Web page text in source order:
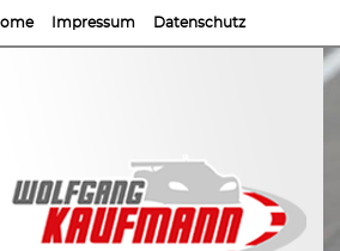
Impressum Datenschutz